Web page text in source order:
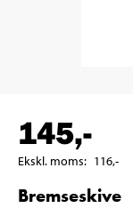
145,-
Ekskl. moms: 116,-
Bremseskive